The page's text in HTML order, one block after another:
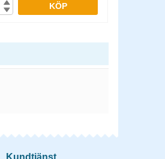
KÖP
Kundtjänst